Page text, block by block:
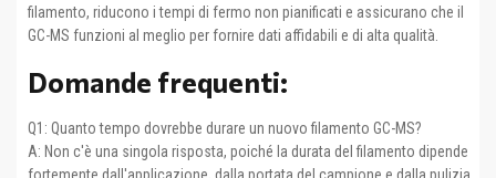
filamento, riducono i tempi di fermo non pianificati e assicurano che il
GC-MS funzioni al meglio per fornire dati affidabili e di alta qualità.
Domande frequenti:
Q1: Quanto tempo dovrebbe durare un nuovo filamento GC-MS?
A: Non c'è una singola risposta, poiché la durata del filamento dipende
fortemente dall'applicazione, dalla portata del campione e dalla pulizia